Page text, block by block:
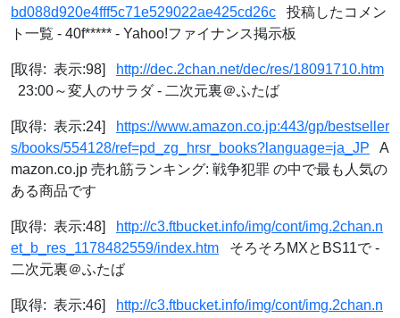
bd088d920e4fff5c71e529022ae425cd26c 投稿したコメン
ト一覧 - 40f***** - Yahoo!ファイナンス掲示板
[取得: 表示:98]
http://dec.2chan.net/dec/res/18091710.htm
23:00～変人のサラダ - 二次元裏＠ふたば
[取得: 表示:24]
https://www.amazon.co.jp:443/gp/bestseller
s/books/554128/ref=pd_zg_hrsr_books?language=ja_JP A
mazon.co.jp 売れ筋ランキング: 戦争犯罪 の中で最も人気の
ある商品です
[取得: 表示:48]
http://c3.ftbucket.info/img/cont/img.2chan.n
et_b_res_1178482559/index.htm そろそろMXとBS11で -
二次元裏＠ふたば
[取得: 表示:46]
http://c3.ftbucket.info/img/cont/img.2chan.n